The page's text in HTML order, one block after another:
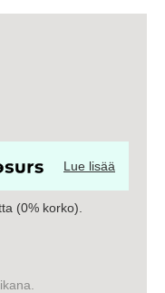
Ostoskori
Lue lisää
(0% korko).